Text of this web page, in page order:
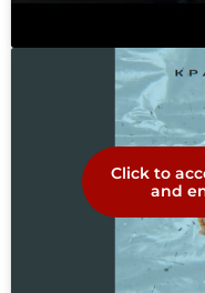
Click to
and